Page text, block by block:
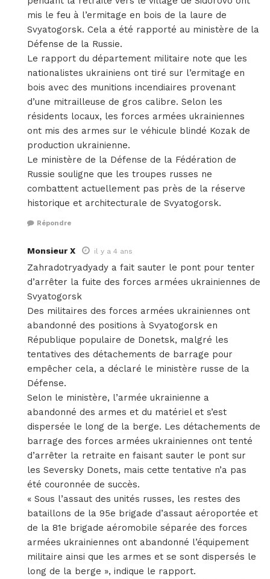
mis le feu à l’ermitage en bois de la laure de
Svyatogorsk. Cela a été rapporté au ministère de la
Défense de la Russie.
Le rapport du département militaire note que les
nationalistes ukrainiens ont tiré sur l’ermitage en
bois avec des munitions incendiaires provenant
d’une mitrailleuse de gros calibre. Selon les
résidents locaux, les forces armées ukrainiennes
ont mis des armes sur le véhicule blindé Kozak de
production ukrainienne.
Le ministère de la Défense de la Fédération de
Russie souligne que les troupes russes ne
combattent actuellement pas près de la réserve
historique et architecturale de Svyatogorsk.
Répondre
Monsieur X il y a 4 ans
Zahradotryadyady a fait sauter le pont pour tenter
d’arrêter la fuite des forces armées ukrainiennes de
Svyatogorsk
Des militaires des forces armées ukrainiennes ont
abandonné des positions à Svyatogorsk en
République populaire de Donetsk, malgré les
tentatives des détachements de barrage pour
empêcher cela, a déclaré le ministère russe de la
Défense.
Selon le ministère, l’armée ukrainienne a
abandonné des armes et du matériel et s’est
dispersée le long de la berge. Les détachements de
barrage des forces armées ukrainiennes ont tenté
d’arrêter la retraite en faisant sauter le pont sur
les Seversky Donets, mais cette tentative n’a pas
été couronnée de succès.
« Sous l’assaut des unités russes, les restes des
bataillons de la 95e brigade d’assaut aéroportée et
de la 81e brigade aéromobile séparée des forces
armées ukrainiennes ont abandonné l’équipement
militaire ainsi que les armes et se sont dispersés le
long de la berge », indique le rapport.